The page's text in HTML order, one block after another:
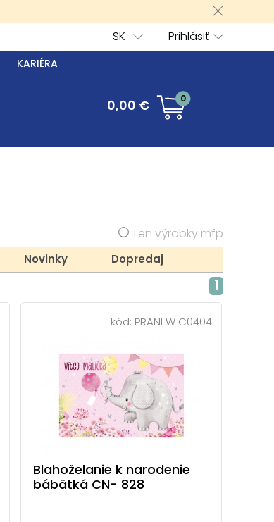
Prihlásiť
SK
KARIÉRA
0,00 € 0
Len výrobky mfp
Novinky
Dopredaj
1
kód: PRANI W C0404
Blahoželanie k narodenie
bábätká CN- 828